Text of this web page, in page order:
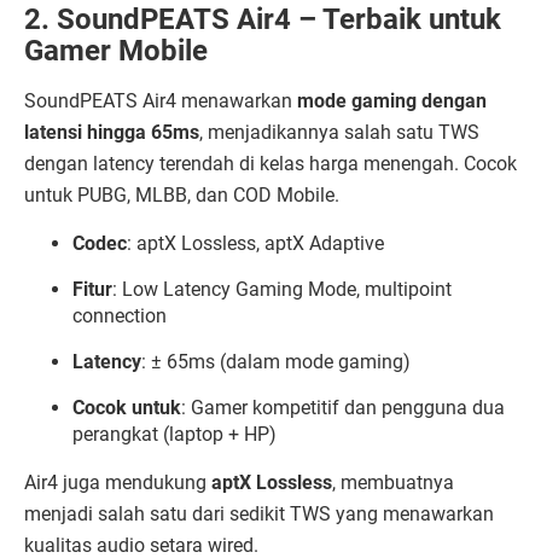
2. SoundPEATS Air4 – Terbaik untuk
Gamer Mobile
SoundPEATS Air4 menawarkan mode gaming dengan
latensi hingga 65ms, menjadikannya salah satu TWS
dengan latency terendah di kelas harga menengah. Cocok
untuk PUBG, MLBB, dan COD Mobile.
Codec: aptX Lossless, aptX Adaptive
Fitur: Low Latency Gaming Mode, multipoint
connection
Latency: ± 65ms (dalam mode gaming)
Cocok untuk: Gamer kompetitif dan pengguna dua
perangkat (laptop + HP)
Air4 juga mendukung aptX Lossless, membuatnya
menjadi salah satu dari sedikit TWS yang menawarkan
kualitas audio setara wired.